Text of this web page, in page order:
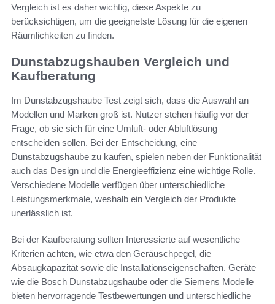
Vergleich ist es daher wichtig, diese Aspekte zu
berücksichtigen, um die geeignetste Lösung für die eigenen
Räumlichkeiten zu finden.
Dunstabzugshauben Vergleich und
Kaufberatung
Im Dunstabzugshaube Test zeigt sich, dass die Auswahl an
Modellen und Marken groß ist. Nutzer stehen häufig vor der
Frage, ob sie sich für eine Umluft- oder Abluftlösung
entscheiden sollen. Bei der Entscheidung, eine
Dunstabzugshaube zu kaufen, spielen neben der Funktionalität
auch das Design und die Energieeffizienz eine wichtige Rolle.
Verschiedene Modelle verfügen über unterschiedliche
Leistungsmerkmale, weshalb ein Vergleich der Produkte
unerlässlich ist.
Bei der Kaufberatung sollten Interessierte auf wesentliche
Kriterien achten, wie etwa den Geräuschpegel, die
Absaugkapazität sowie die Installationseigenschaften. Geräte
wie die Bosch Dunstabzugshaube oder die Siemens Modelle
bieten hervorragende Testbewertungen und unterschiedliche